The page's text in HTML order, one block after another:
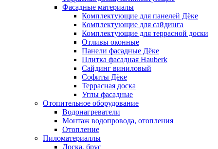
Фасадные материалы
Комплектующие для панелей Дёке
Комплектующие для сайдинга
Комплектующие для террасной доски
Отливы оконные
Панели фасадные Дёке
Плитка фасадная Hauberk
Сайдинг виниловый
Софиты Дёке
Террасная доска
Углы фасадные
Отопительное оборудование
Водонагреватели
Монтаж водопровода, отопления
Отопление
Пиломатериаллы
Доска, брус